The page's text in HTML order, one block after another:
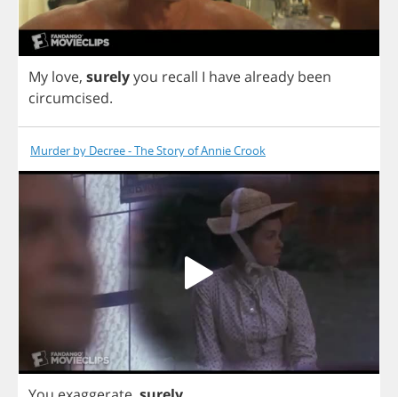
My love, surelyyou recall I havealready been
circumcised.
Murder by Decree - The Story of Annie Crook